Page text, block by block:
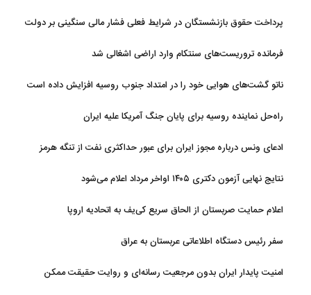
پرداخت حقوق بازنشستگان در شرایط فعلی فشار مالی سنگینی بر دولت
فرمانده تروریست‌های سنتکام وارد اراضی اشغالی شد
ناتو گشت‌های هوایی خود را در امتداد جنوب روسیه افزایش داده است
راه‌حل نماینده روسیه برای پایان جنگ آمریکا علیه ایران
ادعای ونس درباره مجوز ایران برای عبور حداکثری نفت از تنگه هرمز
نتایج نهایی آزمون دکتری ۱۴۰۵ اواخر مرداد اعلام می‌شود
اعلام حمایت صربستان از الحاق سریع کی‌یف به اتحادیه اروپا
سفر رئیس دستگاه اطلاعاتی عربستان به عراق
امنیت پایدار ایران بدون مرجعیت رسانه‌ای و روایت حقیقت ممکن